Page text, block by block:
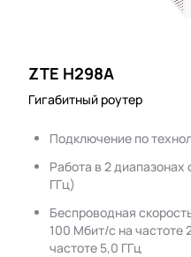
ZTE H298A
Гигабитный роутер
Подключение по
Работа в 2
ГГц)
Беспроводная
100 Мбит/с на частоте
частоте 5,0 ГГц